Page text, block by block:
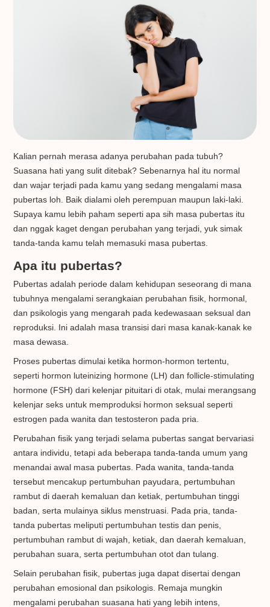
Kalian pernah merasa adanya perubahan pada tubuh?
Suasana hati yang sulit ditebak? Sebenarnya hal itu normal
dan wajar terjadi pada kamu yang sedang mengalami masa
pubertas loh. Baik dialami oleh perempuan maupun laki-laki.
Supaya kamu lebih paham seperti apa sih masa pubertas itu
dan nggak kaget dengan perubahan yang terjadi, yuk simak
tanda-tanda kamu telah memasuki masa pubertas.
Apa itu pubertas?
Pubertas adalah periode dalam kehidupan seseorang di mana
tubuhnya mengalami serangkaian perubahan fisik, hormonal,
dan psikologis yang mengarah pada kedewasaan seksual dan
reproduksi. Ini adalah masa transisi dari masa kanak-kanak ke
masa dewasa.
Proses pubertas dimulai ketika hormon-hormon tertentu,
seperti hormon luteinizing hormone (LH) dan follicle-stimulating
hormone (FSH) dari kelenjar pituitari di otak, mulai merangsang
kelenjar seks untuk memproduksi hormon seksual seperti
estrogen pada wanita dan testosteron pada pria.
Perubahan fisik yang terjadi selama pubertas sangat bervariasi
antara individu, tetapi ada beberapa tanda-tanda umum yang
menandai awal masa pubertas. Pada wanita, tanda-tanda
tersebut mencakup pertumbuhan payudara, pertumbuhan
rambut di daerah kemaluan dan ketiak, pertumbuhan tinggi
badan, serta mulainya siklus menstruasi. Pada pria, tanda-
tanda pubertas meliputi pertumbuhan testis dan penis,
pertumbuhan rambut di wajah, ketiak, dan daerah kemaluan,
perubahan suara, serta pertumbuhan otot dan tulang.
Selain perubahan fisik, pubertas juga dapat disertai dengan
perubahan emosional dan psikologis. Remaja mungkin
mengalami perubahan suasana hati yang lebih intens,